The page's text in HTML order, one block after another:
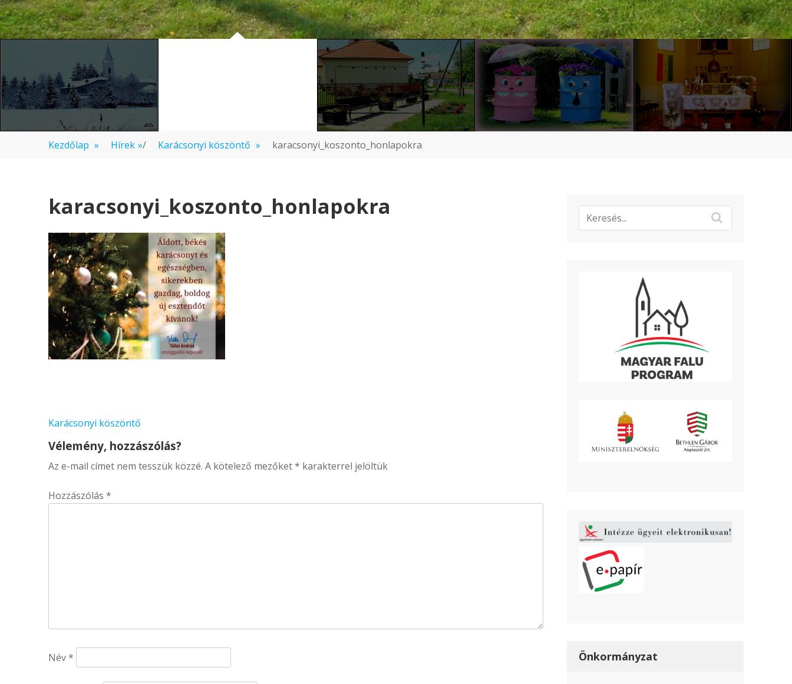
Kezdőlap » Hírek »/ Karácsonyi köszöntő » karacsonyi_koszonto_honlapokra
karacsonyi_koszonto_honlapokra
Bejegyzés
navigáció
Karácsonyi köszöntő
Vélemény, hozzászólás?
Az e-mail címet nem tesszük közzé. A kötelező mezőket* karakterrel jelöltük
Hozzászólás *
Név* Önkormányzat